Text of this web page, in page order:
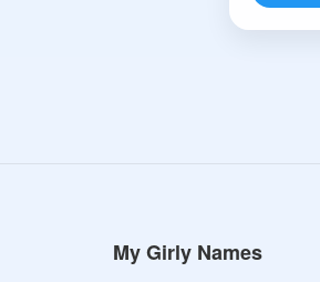
My Girly Names